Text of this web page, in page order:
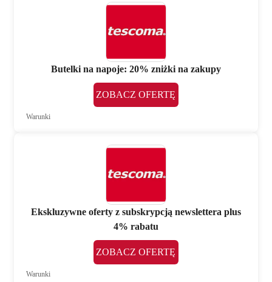
Butelki na napoje: 20% zniżki na zakupy
ZOBACZ OFERTĘ
Warunki
Ekskluzywne oferty z subskrypcją newslettera plus
4% rabatu
ZOBACZ OFERTĘ
Warunki